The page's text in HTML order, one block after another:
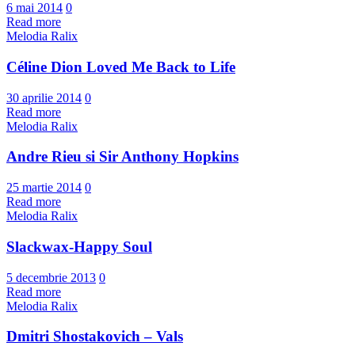
6 mai 2014 0
Read more
Melodia Ralix
Céline Dion Loved Me Back to Life
30 aprilie 2014 0
Read more
Melodia Ralix
Andre Rieu si Sir Anthony Hopkins
25 martie 2014 0
Read more
Melodia Ralix
Slackwax-Happy Soul
5 decembrie 2013 0
Read more
Melodia Ralix
Dmitri Shostakovich – Vals